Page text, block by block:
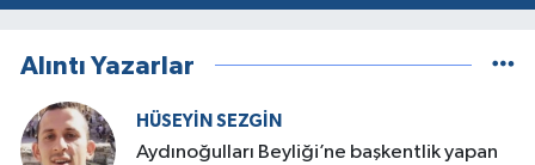
Alıntı Yazarlar
HÜSEYIN SEZGIN
Aydınoğulları Beyliği’ne başkentlik yapan